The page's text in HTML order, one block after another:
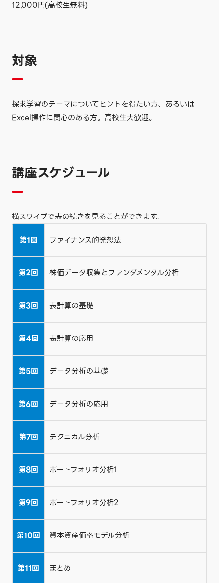
12,000円(高校生無料)
対象
探求学習のテーマについてヒントを得たい方、あるいは
Excel操作に関心のある方。高校生大歓迎。
講座スケジュール
横スワイプで表の続きを見ることができます。
第1回
ファイナンス的発想法
第2回 株価データ収集とファンダメンタル分析
第3回 表計算の基礎
第4回 表計算の応用
第5回 データ分析の基礎
第6回 データ分析の応用
第7回 テクニカル分析
第8回 ポートフォリオ分析1
第9回 ポートフォリオ分析2
第10回 資本資産価格モデル分析
第11回 まとめ